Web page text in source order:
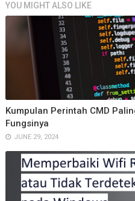
YOU MIGHT ALSO LIKE
Kumpulan Perintah CMD
Fungsinya
JUNE 29, 2024